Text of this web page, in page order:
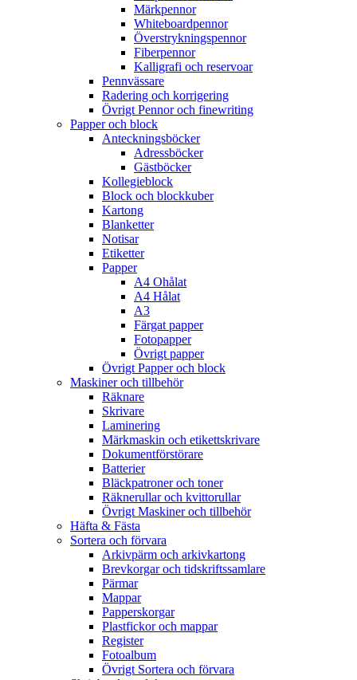
Märkpennor
Whiteboardpennor
Överstrykningspennor
Fiberpennor
Kalligrafi och reservoar
Pennvässare
Radering och korrigering
Övrigt Pennor och finewriting
Papper och block
Anteckningsböcker
Adressböcker
Gästböcker
Kollegieblock
Block och blockkuber
Kartong
Blanketter
Notisar
Etiketter
Papper
A4 Ohålat
A4 Hålat
A3
Färgat papper
Fotopapper
Övrigt papper
Övrigt Papper och block
Maskiner och tillbehör
Räknare
Skrivare
Laminering
Märkmaskin och etikettskrivare
Dokumentförstörare
Batterier
Bläckpatroner och toner
Räknerullar och kvittorullar
Övrigt Maskiner och tillbehör
Häfta & Fästa
Sortera och förvara
Arkivpärm och arkivkartong
Brevkorgar och tidskriftssamlare
Pärmar
Mappar
Papperskorgar
Plastfickor och mappar
Register
Fotoalbum
Övrigt Sortera och förvara